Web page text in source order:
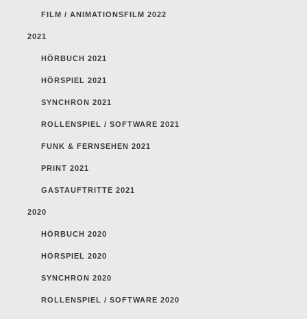
FILM / ANIMATIONSFILM 2022
2021
HÖRBUCH 2021
HÖRSPIEL 2021
SYNCHRON 2021
ROLLENSPIEL / SOFTWARE 2021
FUNK & FERNSEHEN 2021
PRINT 2021
GASTAUFTRITTE 2021
2020
HÖRBUCH 2020
HÖRSPIEL 2020
SYNCHRON 2020
ROLLENSPIEL / SOFTWARE 2020